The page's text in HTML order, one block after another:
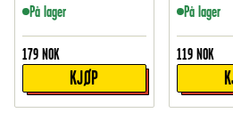
På lager
179 NOK
KJØP
På lager
119 NOK